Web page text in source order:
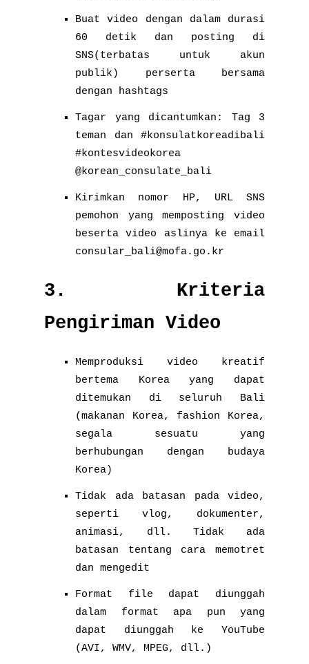
Buat video dengan dalam durasi
60 detik dan posting di
SNS(terbatas untuk akun
publik) perserta bersama
dengan hashtags
Tagar yang dicantumkan: Tag 3
teman dan #konsulatkoreadibali
#kontesvideokorea
@korean_consulate_bali
Kirimkan nomor HP, URL SNS
pemohon yang memposting video
beserta video aslinya ke email
consular_bali@mofa.go.kr
3. Kriteria
Pengiriman Video
Memproduksi video kreatif
bertema Korea yang dapat
ditemukan di seluruh Bali
(makanan Korea, fashion Korea,
segala sesuatu yang
berhubungan dengan budaya
Korea)
Tidak ada batasan pada video,
seperti vlog, dokumenter,
animasi, dll. Tidak ada
batasan tentang cara memotret
dan mengedit
Format file dapat diunggah
dalam format apa pun yang
dapat diunggah ke YouTube
(AVI, WMV, MPEG, dll.)